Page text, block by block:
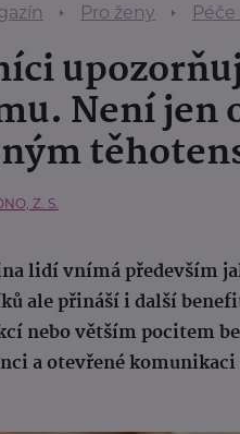
Pro ženy
Není jen
Z. S.
lidí vnímá především
ale přináší i další
nebo větším pocitem
a otevřené